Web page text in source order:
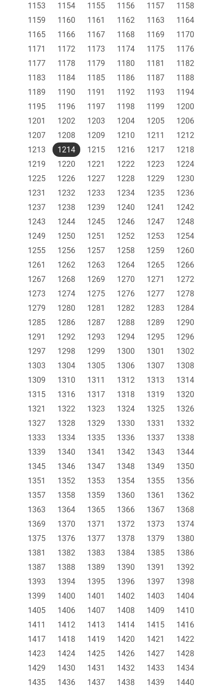
1153 1154 1155 1156 1157
1158
1159
1160 1161 1162 1163
1164
1165
1166 1167 1168 1169
1170
1171
1172 1173 1174 1175
1176
1177
1178 1179 1180 1181
1182
1183
1184 1185 1186 1187
1188
1189
1190 1191 1192 1193
1194
1195
1196 1197 1198 1199
1200
1201
1202 1203 1204 1205
1206
1207
1208 1209 1210 1211
1212
1213
1214 1215 1216 1217
1218
1219
1220 1221 1222 1223
1224
1225
1226 1227 1228 1229
1230
1231
1232 1233 1234 1235
1236
1237
1238 1239 1240 1241
1242
1243
1244 1245 1246 1247
1248
1249
1250 1251 1252 1253
1254
1255
1256 1257 1258 1259
1260
1261
1262 1263 1264 1265
1266
1267
1268 1269 1270 1271
1272
1273
1274 1275 1276 1277
1278
1279
1280 1281 1282 1283
1284
1285
1286 1287 1288 1289
1290
1291
1292 1293 1294 1295
1296
1297
1298 1299 1300 1301
1302
1303
1304 1305 1306 1307
1308
1309
1310 1311 1312 1313
1314
1315
1316 1317 1318 1319
1320
1321
1322 1323 1324 1325
1326
1327
1328 1329 1330 1331
1332
1333
1334 1335 1336 1337
1338
1339
1340 1341 1342 1343
1344
1345
1346 1347 1348 1349
1350
1351
1352 1353 1354 1355
1356
1357
1358 1359 1360 1361
1362
1363
1364 1365 1366 1367
1368
1369
1370 1371 1372 1373
1374
1375
1376 1377 1378 1379
1380
1381
1382 1383 1384 1385
1386
1387
1388 1389 1390 1391
1392
1393
1394 1395 1396 1397
1398
1399
1400 1401 1402 1403
1404
1405
1406 1407 1408 1409
1410
1411
1412 1413 1414 1415
1416
1417
1418 1419 1420 1421
1422
1423
1424 1425 1426 1427
1428
1429
1430 1431 1432 1433
1434
1435
1436 1437 1438 1439
1440